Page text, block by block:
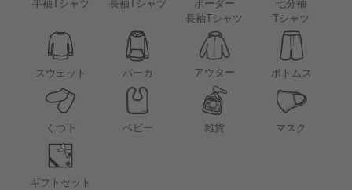
半袖Tシャツ 長袖Tシャツ
ボーダー
長袖Tシャツ
七分袖
Tシャツ
スウェット パーカ アウター ボトムス
くつ下 ベビー 雑貨 マスク
ギフトセット